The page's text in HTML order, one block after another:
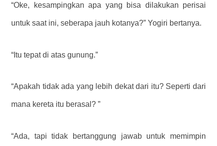
“Oke, kesampingkan apa yang bisa dilakukan perisai
untuk saat ini, seberapa jauh kotanya?” Yogiri bertanya.
“Itu tepat di atas gunung.”
“Apakah tidak ada yang lebih dekat dari itu? Seperti dari
mana kereta itu berasal? ”
“Ada, tapi tidak bertanggung jawab untuk memimpin